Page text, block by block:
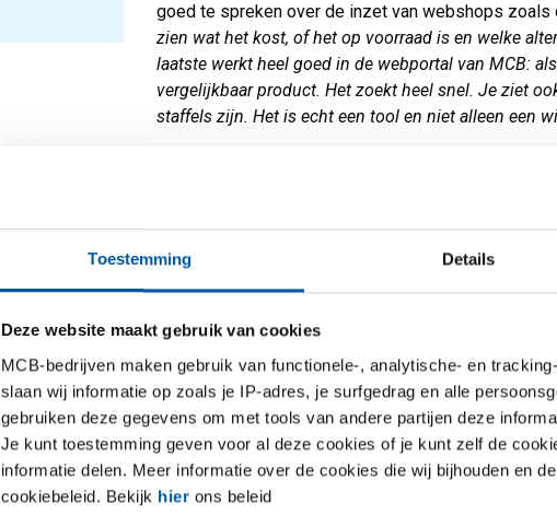
Toestemming Details
Deze website maakt gebruik van cookies
MCB-bedrijven maken gebruik van functionele-, analytische- en
slaan wij informatie op zoals je IP-adres, je surfgedrag en alle
gebruiken deze gegevens om met tools van andere partijen deze
Je kunt toestemming geven voor al deze cookies of je kunt zelf de
informatie delen. Meer informatie over de cookies die wij bijhouden en
cookiebeleid. Bekijk hier ons beleid
goed te spreken over de inzet van webshops zoals
zien wat het kost, of het op voorraad is en welke
laatste werkt heel goed in de webportal van MCB:
vergelijkbaar product. Het zoekt heel snel. Je ziet
staffels zijn. Het is echt een tool en niet alleen een
geen eindproducten. We snijden en zetten een plaat
klanten maken er meestal machines van, voor
voor voedselverwerking, zoals bakkerijmachines of
“We zijn heel breed inzetbaar, omdat we een
hebben. Maar onze kerntaken zijn laser- en
verspanen. We proberen ook voorop te lopen in ons
regelmatig nieuwe machines neergezet. Onlangs
binnenkort komt ons nieuwe paradepaardje: het